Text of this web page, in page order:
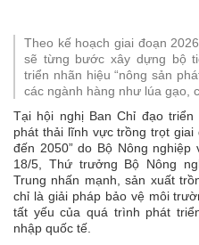
Theo kế hoạch giai đoạn
sẽ từng bước xây dựng bộ
triển nhãn hiệu “nông sản
các ngành hàng như lúa gạo,
Tại hội nghị Ban Chỉ đạo
phát thải lĩnh vực trồng trọt
đến 2050” do Bộ Nông
18/5, Thứ trưởng Bộ Nông
Trung nhấn mạnh, sản xuất
chỉ là giải pháp bảo vệ môi
tất yếu của quá trình phát
nhập quốc tế.